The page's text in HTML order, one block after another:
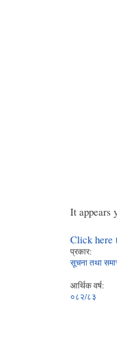
It appears
Click here
प्रकार:
सूचना तथा
आर्थिक वर्ष:
०८२/८३